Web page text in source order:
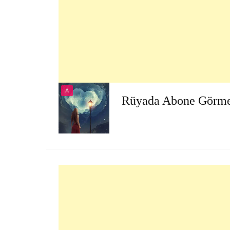
A
Rüyada Abone